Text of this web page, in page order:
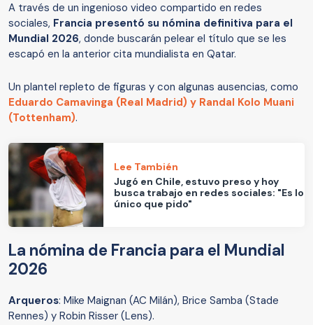
A través de un ingenioso video compartido en redes
sociales, Francia presentó su nómina definitiva para el
Mundial 2026, donde buscarán pelear el título que se les
escapó en la anterior cita mundialista en Qatar.
Un plantel repleto de figuras y con algunas ausencias, como
Eduardo Camavinga (Real Madrid) y Randal Kolo Muani
(Tottenham).
Lee También
Jugó en Chile, estuvo preso y hoy
busca trabajo en redes sociales: "Es lo
único que pido"
La nómina de Francia para el Mundial
2026
Arqueros: Mike Maignan (AC Milán), Brice Samba (Stade
Rennes) y Robin Risser (Lens).